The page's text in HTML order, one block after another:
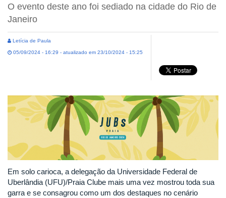
O evento deste ano foi sediado na cidade do Rio de
Janeiro
Letícia de Paula
05/09/2024 - 16:29 - atualizado em 23/10/2024 - 15:25
Em solo carioca, a delegação da Universidade Federal de
Uberlândia (UFU)/Praia Clube mais uma vez mostrou toda sua
garra e se consagrou como um dos destaques no cenário